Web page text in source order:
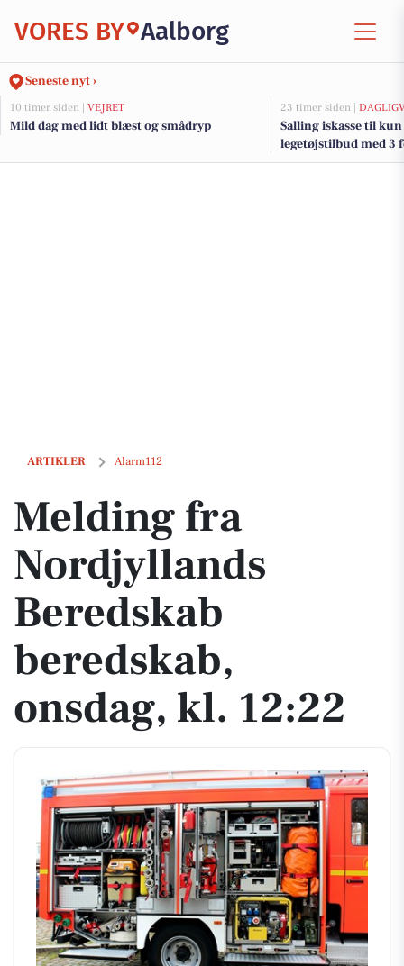
VORES BY Aalborg
Seneste nyt ›
10 timer siden | VEJRET
Mild dag med lidt blæst og smådryp
23 timer siden |
Salling iskasse til
legetøjstilbud med 3
ARTIKLER Alarm112
Melding fra Nordjyllands Beredskab beredskab, onsdag, kl. 12:22
Melding fra
Nordjyllands
Beredskab
beredskab,
onsdag, kl. 12:22